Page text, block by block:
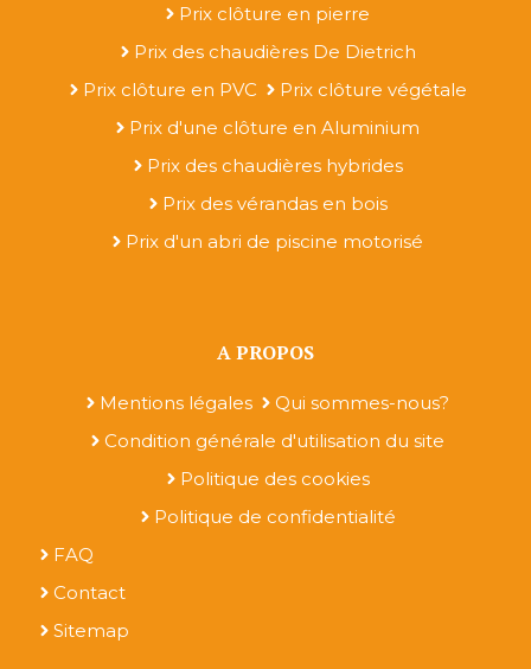
Prix clôture en pierre
Prix des chaudières De Dietrich
Prix clôture en PVC
Prix clôture végétale
Prix d'une clôture en Aluminium
Prix des chaudières hybrides
Prix des vérandas en bois
Prix d'un abri de piscine motorisé
A PROPOS
Mentions légales
Qui sommes-nous?
Condition générale d'utilisation du site
Politique des cookies
Politique de confidentialité
FAQ
Contact
Sitemap